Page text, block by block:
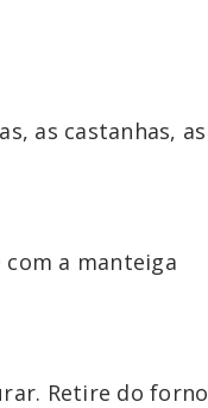
as castanhas, as
a manteiga
Retire do forno